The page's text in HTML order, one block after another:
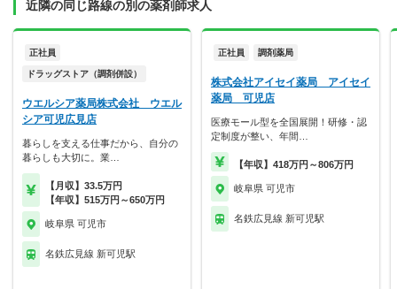
近隣の同じ路線の別の薬剤師求人
正社員
ドラッグストア（調剤併設）
ウエルシア薬局株式会社 ウエル
シア可児広見店
暮らしを支える仕事だから、自分の
暮らしも大切に。業…
【月収】33.5万円
【年収】515万円～650万円
岐阜県 可児市
名鉄広見線 新可児駅
正社員 調剤薬局
株式会社アイセイ薬局 アイセイ
薬局 可児店
医療モール型を全国展開！研修・認
定制度が整い、年間…
【年収】418万円～806万円
岐阜県 可児市
名鉄広見線 新可児駅